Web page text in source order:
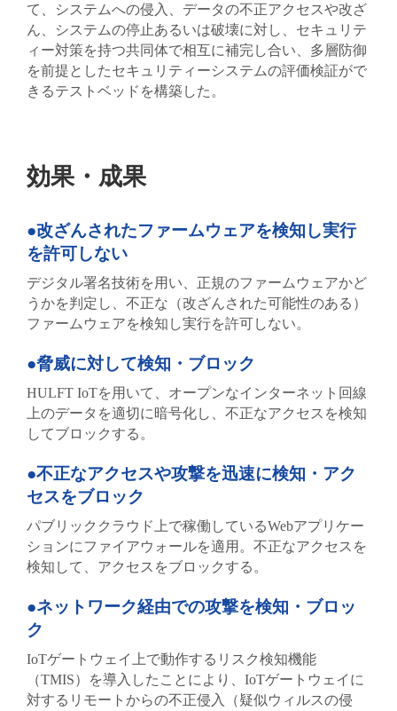
て、システムへの侵入、データの不正アクセスや改ざ
ん、システムの停止あるいは破壊に対し、セキュリテ
ィー対策を持つ共同体で相互に補完し合い、多層防御
を前提としたセキュリティーシステムの評価検証がで
きるテストベッドを構築した。
効果・成果
●改ざんされたファームウェアを検知し実行
を許可しない
デジタル署名技術を用い、正規のファームウェアかど
うかを判定し、不正な（改ざんされた可能性のある）
ファームウェアを検知し実行を許可しない。
●脅威に対して検知・ブロック
HULFT IoTを用いて、オープンなインターネット回線
上のデータを適切に暗号化し、不正なアクセスを検知
してブロックする。
●不正なアクセスや攻撃を迅速に検知・アク
セスをブロック
パブリッククラウド上で稼働しているWebアプリケー
ションにファイアウォールを適用。不正なアクセスを
検知して、アクセスをブロックする。
●ネットワーク経由での攻撃を検知・ブロッ
ク
IoTゲートウェイ上で動作するリスク検知機能
（TMIS）を導入したことにより、IoTゲートウェイに
対するリモートからの不正侵入（疑似ウィルスの侵